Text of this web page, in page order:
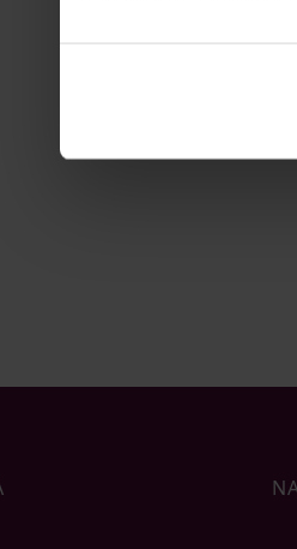
Możesz zarządzać
w swoje ustawienia